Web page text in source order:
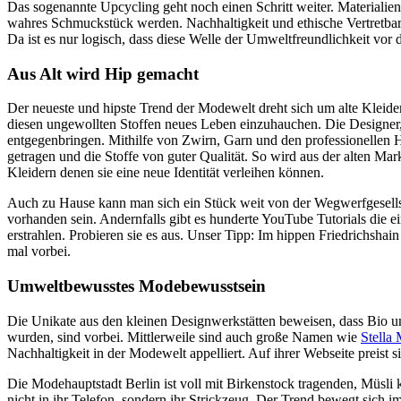
Das sogenannte Upcycling geht noch einen Schritt weiter.
wahres Schmuckstück werden. Nachhaltigkeit und ethische
Da ist es nur logisch, dass diese Welle der Umweltfreundlichkeit vor
Aus Alt wird Hip gemacht
Der neueste und hipste Trend der Modewelt dreht sich um alte
diesen ungewollten Stoffen neues Leben einzuhauchen. Die
entgegenbringen. Mithilfe von Zwirn, Garn und den professionellen
getragen und die Stoffe von guter Qualität. So wird aus der alten
Kleidern denen sie eine neue Identität verleihen können.
Auch zu Hause kann man sich ein Stück weit von der
vorhanden sein. Andernfalls gibt es hunderte YouTube Tutorials die
erstrahlen. Probieren sie es aus. Unser Tipp: Im hippen
mal vorbei.
Umweltbewusstes Modebewusstsein
Die Unikate aus den kleinen Designwerkstätten beweisen, dass Bio
wurden, sind vorbei. Mittlerweile sind auch große Namen wie Stella
Nachhaltigkeit in der Modewelt appelliert. Auf ihrer Webseite preist
Die Modehauptstadt Berlin ist voll mit Birkenstock tragenden, Müsli